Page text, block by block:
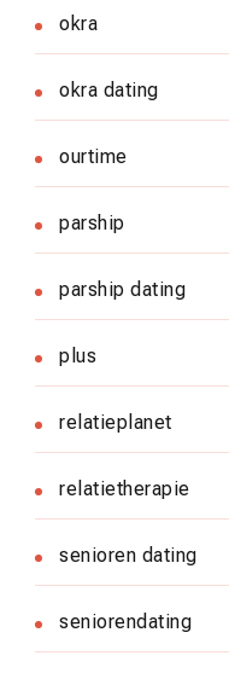
okra
okra dating
ourtime
parship
parship dating
plus
relatieplanet
relatietherapie
senioren dating
seniorendating